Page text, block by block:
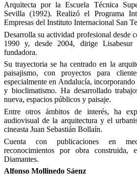
Arquitecta por la Escuela Técnica
Sevilla (1992). Realizó el Programa
Empresas del Instituto Internacional San
Desarrolla su actividad profesional desde
1990 y, desde 2004, dirige Lisabesur
fundadora.
Su trayectoria se ha centrado en la
paisajismo, con proyectos para
especialmente en Andalucía,
y bioclimatismo. Ha desarrollado
nueva, espacios públicos y paisaje.
Entre otros ámbitos de interés, ha
audiovisual de la arquitectura y el
cineasta Juan Sebastián Bollaín.
Cuenta con publicaciones en
reconocimientos por obra
Diamantes.
Alfonso Mollinedo Sáenz